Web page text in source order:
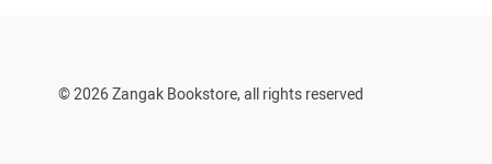
© 2026 Zangak Bookstore, all rights reserved